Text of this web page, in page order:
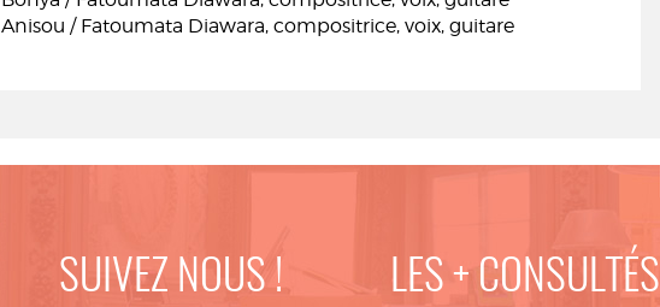
Anisou / Fatoumata Diawara, compositrice, voix, guitare
SUIVEZ NOUS ! LES + CONSULTÉS